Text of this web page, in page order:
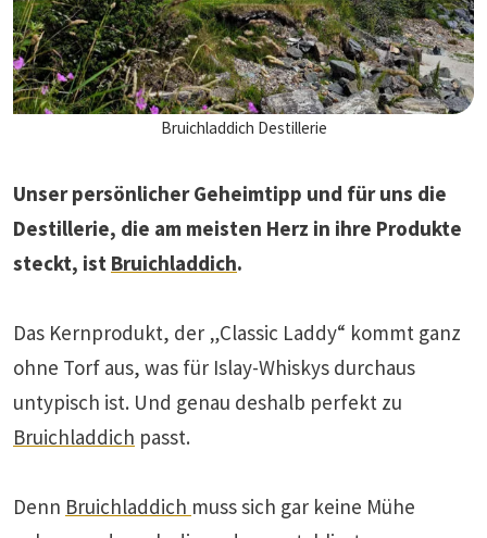
Bruichladdich Destillerie
Unser persönlicher Geheimtipp und für uns die
Destillerie, die am meisten Herz in ihre Produkte
steckt, ist Bruichladdich.
Das Kernprodukt, der „Classic Laddy“ kommt ganz
ohne Torf aus, was für Islay-Whiskys durchaus
untypisch ist. Und genau deshalb perfekt zu
Bruichladdich passt.
Denn Bruichladdich muss sich gar keine Mühe